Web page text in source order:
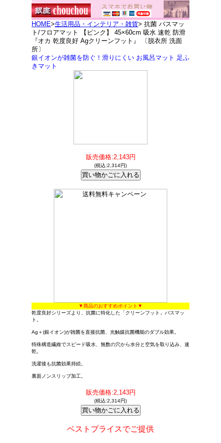
HOME>生活用品・インテリア・雑貨> 抗菌 バスマッ
ト/フロアマット 【ピンク】 45×60cm 吸水 速乾 防滑
『オカ 乾度良好 Agクリーンフット』 〔脱衣所 洗面
所〕
銀イオンが雑菌を防ぐ！滑りにくい お風呂マット 足ふ
きマット
販売価格:2,143円
(税込:2,314円)
▼商品のおすすめポイント▼
乾度良好シリーズより、抗菌に特化した「クリーンフット」バスマッ
ト。
Ag＋(銀イオン)が雑菌を直接抗菌、光触媒抗菌機能のダブル効果。
特殊構造繊維でスピード吸水、無数の穴から水分と空気を取り込み、速
乾。
洗濯後も抗菌効果持続。
裏面ノンスリップ加工。
販売価格:2,143円
(税込:2,314円)
ベストプライスでご提供